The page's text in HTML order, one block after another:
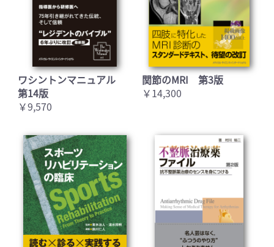
ワシントンマニュアル
第14版
￥9,570
関節のMRI 第3版
￥14,300